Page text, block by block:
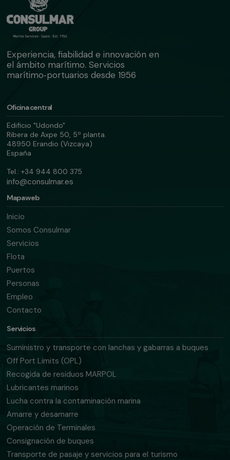
Experiencia, fiabilidad e innovación en
el ámbito marítimo. Servicios
marítimo‑portuarios desde 1956
Oficina central
Edificio "Udondo"
Ribera de Axpe 50, 5º planta.
48950 Erandio (Vizcaya)
España
Tel.: +34 944 800 375
info@consulmar.es
Mapa web
Inicio
Somos Consulmar
Servicios
Flota
Puertos
Personas
Empleo
Contacto
Servicios
Suministro y transporte con lanchas y gabarras a buques
Off Port Limits (OPL)
Recogida de residuos MARPOL
Lubricantes marinos
Lucha contra la contaminación marina
Amarre y desamarre
Operación de Terminales
Consignación de buques
Transporte de pasaje y servicios para el turismo